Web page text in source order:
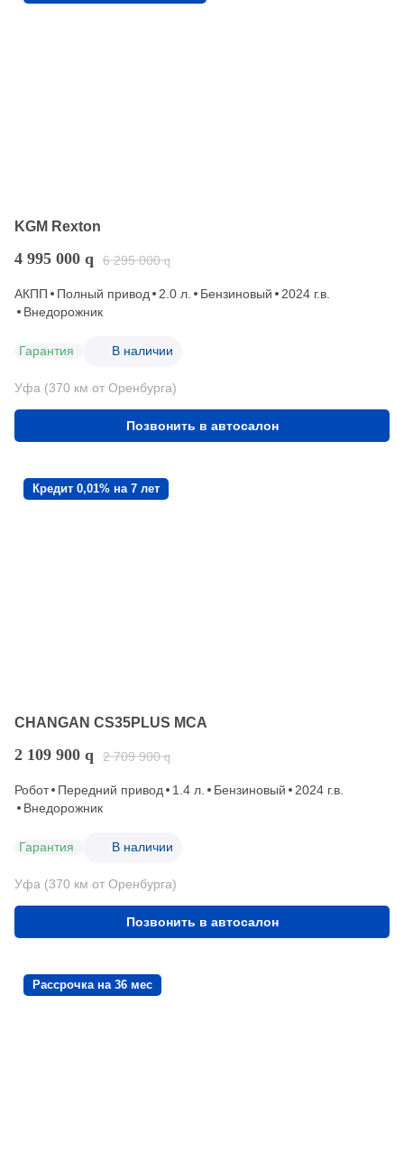
KGM Rexton
4 995 000 q 6 295 000 q
АКПП Полный привод 2.0 л. Бензиновый
2024 г.в.
Внедорожник
Гарантия В наличии
Уфа (370 км от Оренбурга)
Позвонить в автосалон
Кредит 0,01% на 7 лет
CHANGAN CS35PLUS MCA
2 109 900 q 2 709 900 q
Робот Передний привод 1.4 л. Бензиновый
2024 г.в.
Внедорожник
Гарантия В наличии
Уфа (370 км от Оренбурга)
Позвонить в автосалон
Рассрочка на 36 мес